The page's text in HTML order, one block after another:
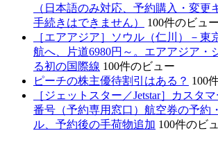
（日本語のみ対応、予約購入・変更
手続きはできません）
100件のビュー
［エアアジア］ソウル（仁川）－東
航へ、片道6980円～。エアアジア・
る初の国際線 100件のビュー
ピーチの株主優待割引はある？ 100
［ジェットスター／Jetstar］カスタ
番号（予約専用窓口）航空券の予約
ル、予約後の手荷物追加 100件のビ